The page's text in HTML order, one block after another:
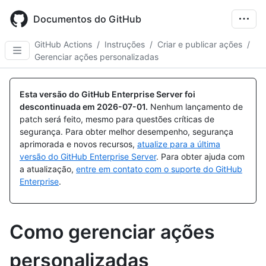
main
content
Documentos do GitHub
GitHub Actions / Instruções / Criar e publicar ações /
Gerenciar ações personalizadas
Esta versão do GitHub Enterprise Server foi
descontinuada em 2026-07-01. Nenhum lançamento de
patch será feito, mesmo para questões críticas de
segurança. Para obter melhor desempenho, segurança
aprimorada e novos recursos, atualize para a última
versão do GitHub Enterprise Server. Para obter ajuda com
a atualização, entre em contato com o suporte do GitHub
Enterprise.
Como gerenciar ações
personalizadas